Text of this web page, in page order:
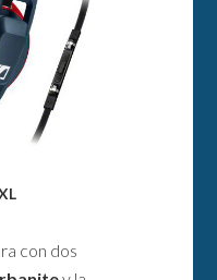
con dos